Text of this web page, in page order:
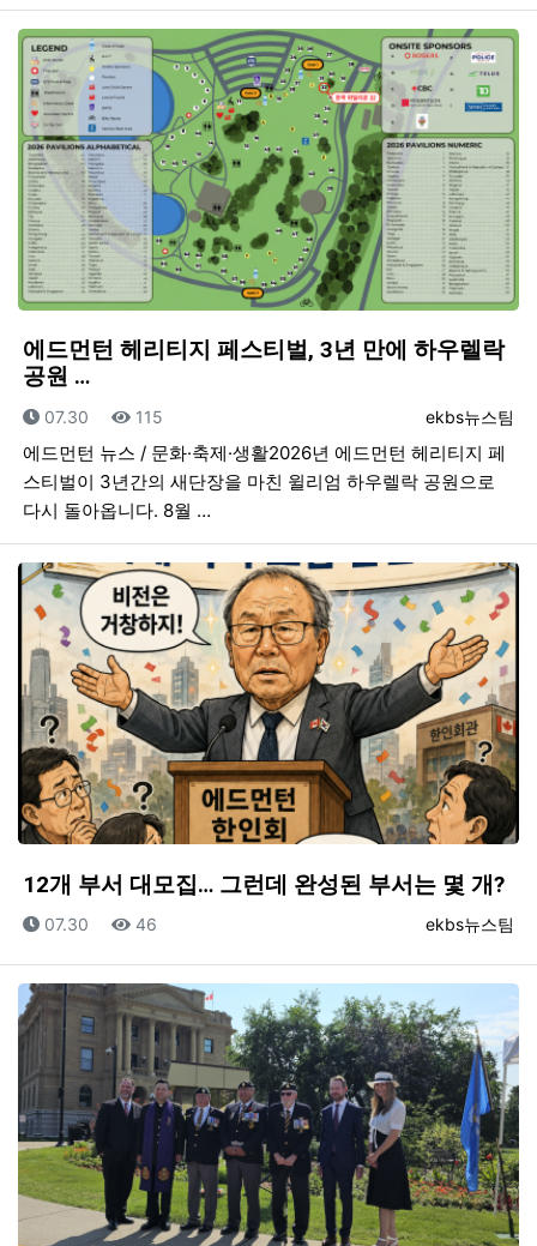
에드먼턴 헤리티지 페스티벌, 3년 만에 하우렐락
공원 …
등록자
ekbs뉴스팀
등록일
07.30 조회
115
에드먼턴 뉴스 / 문화·축제·생활2026년 에드먼턴 헤리티지 페
스티벌이 3년간의 새단장을 마친 윌리엄 하우렐락 공원으로
다시 돌아옵니다. 8월 …
12개 부서 대모집… 그런데 완성된 부서는 몇 개?
등록자
ekbs뉴스팀
등록일
07.30 조회
46